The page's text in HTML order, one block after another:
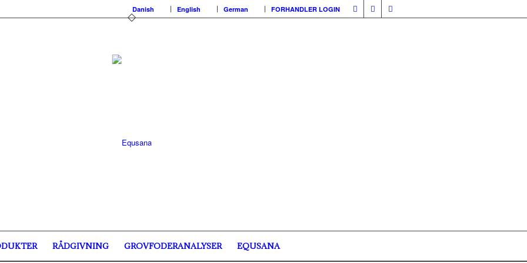
Danish English German FORHANDLER LOGIN
RÅDGIVNING GROVFODERANALYSER EQUSANA